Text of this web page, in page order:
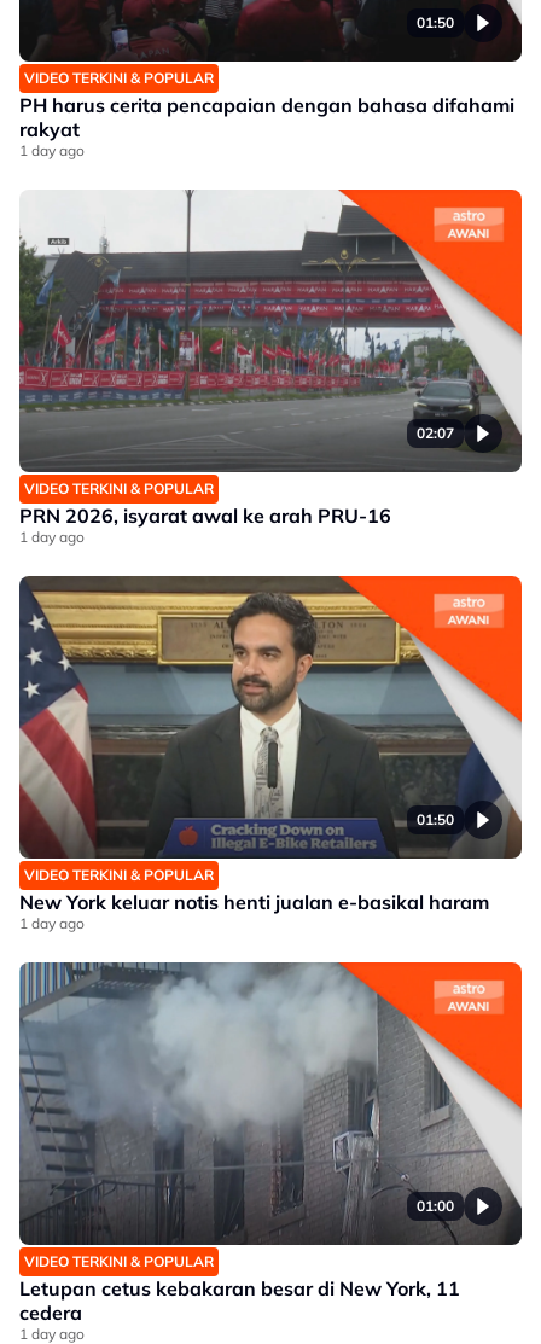
01:50
VIDEO TERKINI & POPULAR
PH harus cerita pencapaian dengan bahasa difahami
rakyat
1 day ago
02:07
VIDEO TERKINI & POPULAR
PRN 2026, isyarat awal ke arah PRU-16
1 day ago
01:50
VIDEO TERKINI & POPULAR
New York keluar notis henti jualan e-basikal haram
1 day ago
01:00
VIDEO TERKINI & POPULAR
Letupan cetus kebakaran besar di New York, 11
cedera
1 day ago